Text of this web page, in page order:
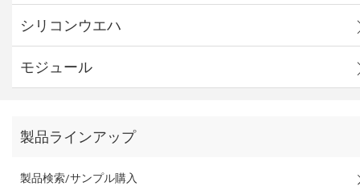
シリコンウエハ
モジュール
製品ラインアップ
製品検索/サンプル購入